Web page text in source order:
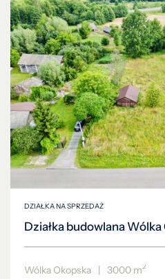
DZIAŁKA NA SPRZEDAŻ
Działka budowlana
Wólka Okopska | 3000 m2